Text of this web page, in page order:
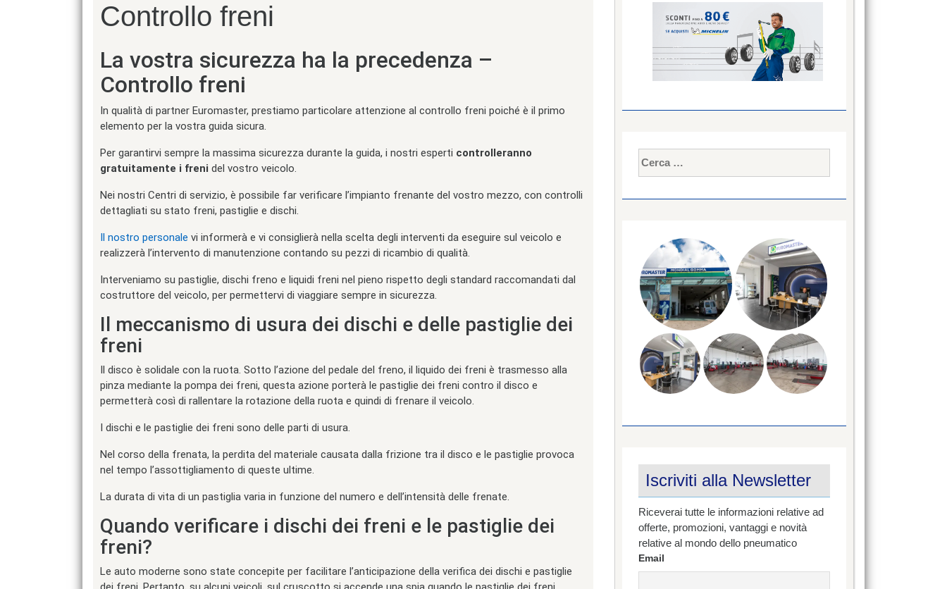
Controllo freni
La vostra sicurezza ha la precedenza –
Controllo freni
In qualità di partner Euromaster, prestiamo particolare attenzione al controllo freni poiché è il primo
elemento per la vostra guida sicura.
Per garantirvi sempre la massima sicurezza durante la guida, i nostri esperti controlleranno
gratuitamente i freni del vostro veicolo.
Nei nostri Centri di servizio, è possibile far verificare l’impianto frenante del vostro mezzo, con controlli
dettagliati su stato freni, pastiglie e dischi.
Il nostro personale vi informerà e vi consiglierà nella scelta degli interventi da eseguire sul veicolo e
realizzerà l’intervento di manutenzione contando su pezzi di ricambio di qualità.
Interveniamo su pastiglie, dischi freno e liquidi freni nel pieno rispetto degli standard raccomandati dal
costruttore del veicolo, per permettervi di viaggiare sempre in sicurezza.
Il meccanismo di usura dei dischi e delle pastiglie dei
freni
Il disco è solidale con la ruota. Sotto l’azione del pedale del freno, il liquido dei freni è trasmesso alla
pinza mediante la pompa dei freni, questa azione porterà le pastiglie dei freni contro il disco e
permetterà così di rallentare la rotazione della ruota e quindi di frenare il veicolo.
I dischi e le pastiglie dei freni sono delle parti di usura.
Nel corso della frenata, la perdita del materiale causata dalla frizione tra il disco e le pastiglie provoca
nel tempo l’assottigliamento di queste ultime.
La durata di vita di un pastiglia varia in funzione del numero e dell’intensità delle frenate.
Quando verificare i dischi dei freni e le pastiglie dei
freni?
Le auto moderne sono state concepite per facilitare l’anticipazione della verifica dei dischi e pastiglie
Iscriviti alla Newsletter
Riceverai tutte le informazioni relative ad
offerte, promozioni, vantaggi e novità
relative al mondo dello pneumatico
Email